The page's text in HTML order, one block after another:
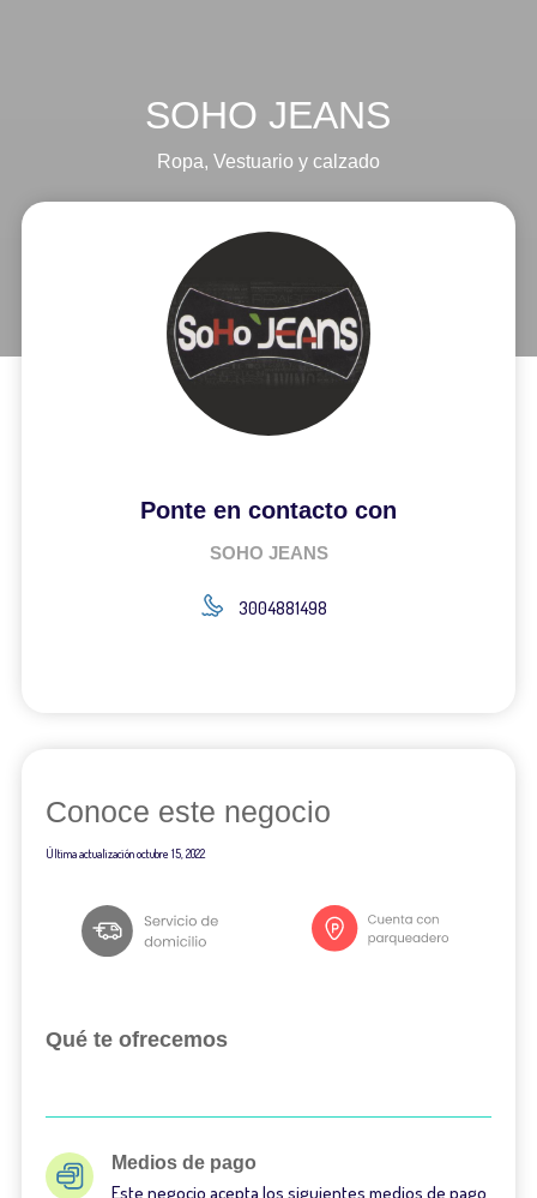
SOHO JEANS
Ropa, Vestuario y calzado
Ponte en contacto con
SOHO JEANS
3004881498
Conoce este negocio
Última actualizaciónoctubre 15, 2022
Qué te ofrecemos
Medios de pago
Este negocio acepta los siguientes medios de pago